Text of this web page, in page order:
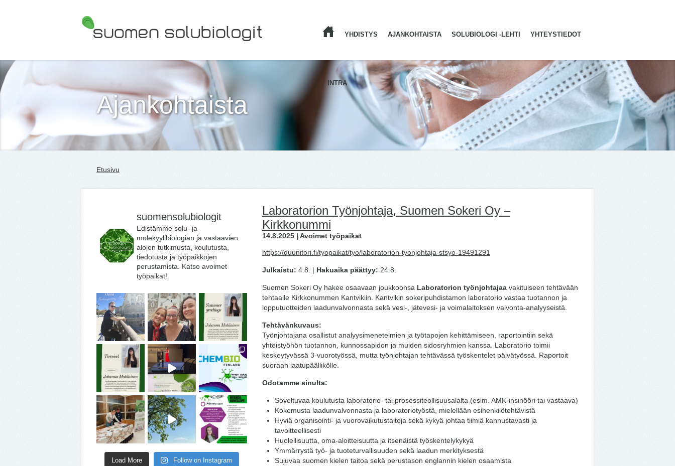
YHDISTYS AJANKOHTAISTA SOLUBIOLOGI -LEHTI YHTEYSTIEDOT
INTRA
Ajankohtaista
Etusivu
suomensolubiologit
Edistämme solu- ja
molekyylibiologian ja vastaavien
alojen tutkimusta, koulutusta,
tiedotusta ja työpaikkojen
perustamista. Katso avoimet
työpaikat!
Load More Follow on Instagram
Laboratorion Työnjohtaja, Suomen Sokeri Oy –
Kirkkonummi
14.8.2025 | Avoimet työpaikat
https://duunitori.fi/tyopaikat/tyo/laboratorion-tyonjohtaja-stsyo-19491291
Julkaistu: 4.8. | Hakuaika päättyy: 24.8.
Suomen Sokeri Oy hakee osaavaan joukkoonsa Laboratorion työnjohtajaa vakituiseen tehtävään
tehtaalle Kirkkonummen Kantvikiin. Kantvikin sokeripuhdistamon laboratorio vastaa tuotannon ja
lopputuotteiden laadunvalvonnasta sekä vesi-, jätevesi- ja voimalaitoksen valvonta-analyyseistä.
Tehtävänkuvaus:
Työnjohtajana osallistut analyysimenetelmien ja työtapojen kehittämiseen, raportointiin sekä
yhteistyöhön tuotannon, kunnossapidon ja muiden sidosryhmien kanssa. Laboratorio toimii
keskeytyvässä 3-vuorotyössä, mutta työnjohtajan tehtävässä työskentelet päivätyössä. Raportoit
suoraan laatupäällikölle.
Odotamme sinulta:
Soveltuvaa koulutusta laboratorio- tai prosessiteollisuusalalta (esim. AMK-insinööri tai vastaava)
Kokemusta laadunvalvonnasta ja laboratoriotyöstä, mielellään esihenkilötehtävistä
Hyviä organisointi- ja vuorovaikutustaitoja sekä kykyä johtaa tiimiä kannustavasti ja
tavoitteellisesti
Huolellisuutta, oma-aloitteisuutta ja itsenäistä työskentelykykyä
Ymmärrystä työ- ja tuoteturvallisuuden sekä laadun merkityksestä
Sujuvaa suomen kielen taitoa sekä perustason englannin kielen osaamista